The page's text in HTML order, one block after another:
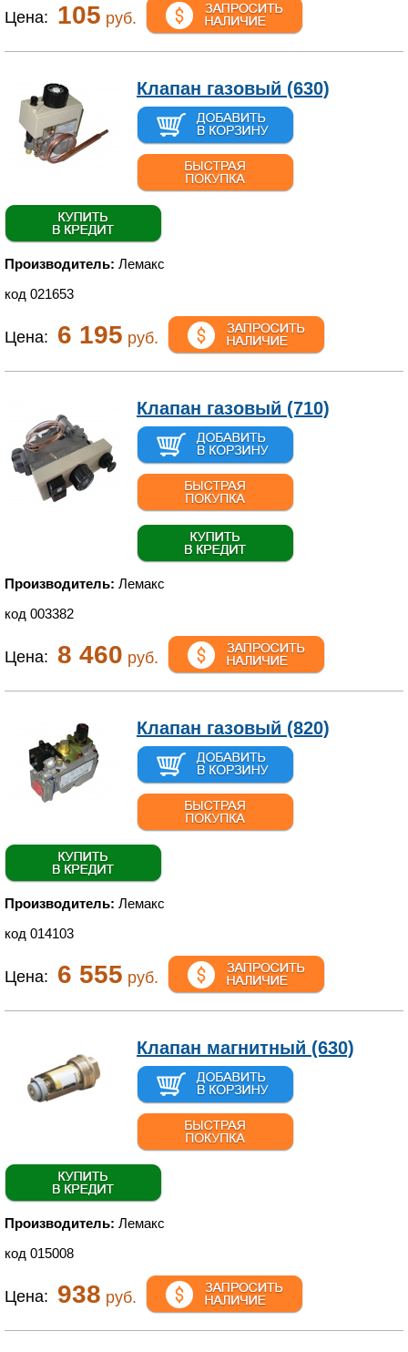
Цена: 105 руб.
Клапан газовый (630)
Производитель: Лемакс
код 021653
Цена: 6 195 руб.
Клапан газовый (710)
Производитель: Лемакс
код 003382
Цена: 8 460 руб.
Клапан газовый (820)
Производитель: Лемакс
код 014103
Цена: 6 555 руб.
Клапан магнитный (630)
Производитель: Лемакс
код 015008
Цена: 938 руб.